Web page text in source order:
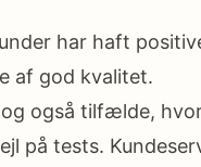
har haft
af god kvalitet.
også tilfælde,
på tests.